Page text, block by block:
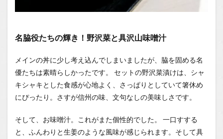
名脇役たちの輝き！野沢菜と具沢山味噌汁
メインの丼に少し考え込んでしまいましたが、脇を固める名
優たちは素晴らしかったです。 セットの野沢菜漬けは、シャ
キシャキとした食感が心地よく、さっぱりとしていて箸休め
にぴったり。さすが信州の味、文句なしの美味しさです。
そして、お味噌汁。これがまた個性的でした。 一口すする
と、ふんわりと生姜のような風味が感じられます。そして具